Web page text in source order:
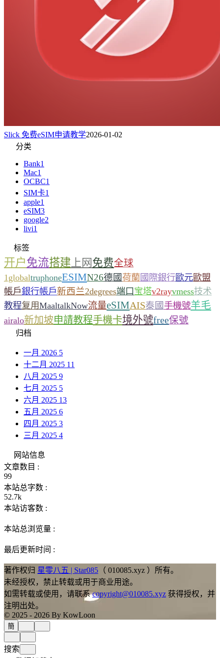
Slick 免费eSIM申请教学2026-01-02
分类
Bank1
Mac1
OCBC1
SIM卡1
apple1
eSIM3
google2
livi1
标签
开户免流搭建 上网免费全球
1globaltruphoneESIMN26德國荷蘭國際銀行歐元歐盟
帳戶銀行帳戶新西兰2degrees端口 宝塔v2rayvmess技术
教程复用MaaltalkNow流量eSIMAIS泰國 手機號羊毛
airalo新加坡申請教程手機卡境外號free保號
归档
一月 2026 5
十二月 2025 11
八月 2025 9
七月 2025 5
六月 2025 13
五月 2025 6
四月 2025 3
三月 2025 4
网站信息
文章数目 :
99
本站总字数 :
52.7k
本站访客数 :
本站总浏览量 :
最后更新时间 :
著作权归 星零八五 | Star085 （ 010085.xyz ）所有。
未经授权，禁止转载或用于商业用途。
如需转载或使用，请联系copyright@010085.xyz 获得授权，并
注明出处。
© 2025 - 2026 By KowLoon
簡
搜索